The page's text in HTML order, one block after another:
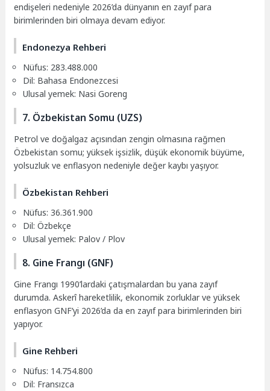
endişeleri nedeniyle 2026’da dünyanın en zayıf para
birimlerinden biri olmaya devam ediyor.
Endonezya Rehberi
Nüfus: 283.488.000
Dil: Bahasa Endonezcesi
Ulusal yemek: Nasi Goreng
7. Özbekistan Somu (UZS)
Petrol ve doğalgaz açısından zengin olmasına rağmen
Özbekistan somu; yüksek işsizlik, düşük ekonomik büyüme,
yolsuzluk ve enflasyon nedeniyle değer kaybı yaşıyor.
Özbekistan Rehberi
Nüfus: 36.361.900
Dil: Özbekçe
Ulusal yemek: Palov / Plov
8. Gine Frangı (GNF)
Gine Frangı 1990’lardaki çatışmalardan bu yana zayıf
durumda. Askerî hareketlilik, ekonomik zorluklar ve yüksek
enflasyon GNF’yi 2026’da da en zayıf para birimlerinden biri
yapıyor.
Gine Rehberi
Nüfus: 14.754.800
Dil: Fransızca